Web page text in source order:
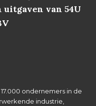
van 54U
ondernemers in de
industrie,